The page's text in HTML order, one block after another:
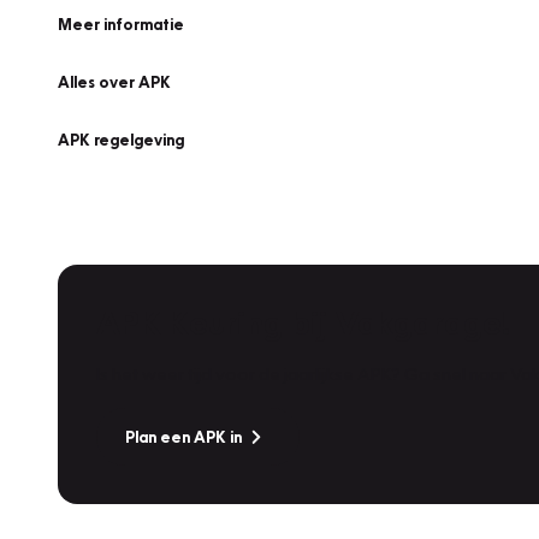
Meer informatie
Alles over APK
APK regelgeving
Plan een APK in